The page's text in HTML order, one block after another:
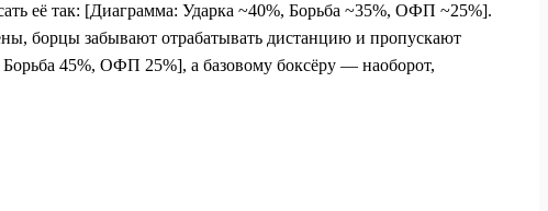
её так: [Диаграмма: Ударка ~40%, Борьба ~35%, ОФП ~25%].
борцы забывают отрабатывать дистанцию и пропускают
Борьба 45%, ОФП 25%], а базовому боксёру — наоборот,